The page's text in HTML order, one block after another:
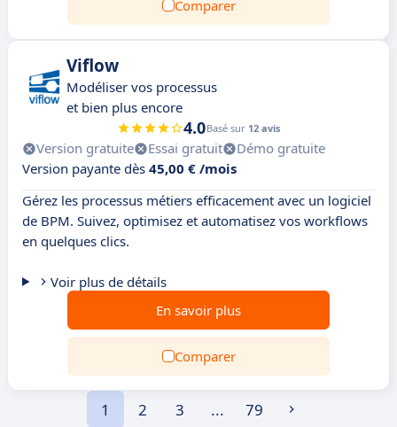
Comparer
Viflow
Modéliser vos processus
et bien plus encore
4.0Basé sur 12 avis
Version gratuite Essai gratuit
Démo gratuite
Version payante dès 45,00 € /mois
Gérez les processus métiers efficacement avec un logiciel
de BPM. Suivez, optimisez et automatisez vos workflows
en quelques clics.
Voir plus de détails
En savoir plus
Comparer
1 2 3 ... 79